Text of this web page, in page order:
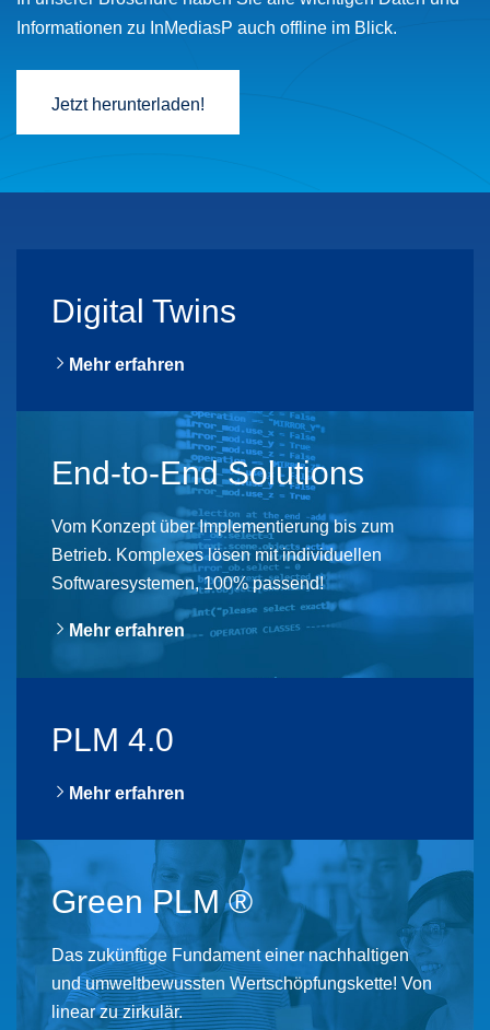
Informationen zu InMediasP auch offline im Blick.
Jetzt herunterladen!
Digital Twins
Mehr erfahren
End-to-End Solutions
Vom Konzept über Implementierung bis zum
Betrieb. ​Komplexes lösen mit individuellen
Softwaresystemen, 100% passend!​
Mehr erfahren
PLM 4.0
Mehr erfahren
Green PLM ®
Das zukünftige Fundament einer nachhaltigen
und ​umweltbewussten Wertschöpfungskette! ​Von
linear zu zirkulär.